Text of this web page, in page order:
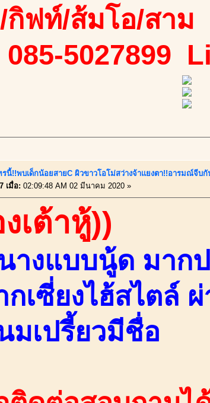
/กิฟท์/ส้มโอ/สาม
085-5027899
นี้!!พบเด็กน้อยสายC ผิวขาวโอโม่สว่างจ้าแยงตา!!อารมณ์จีบ
เมื่อ: 02:09:48 AM 02 มีนาคม 2020 »
เต้าหู้))
างแบบนู้ด มาก
กเซี่ยงไฮ้สไตล์
มเปรี้ยวมีชื่อ